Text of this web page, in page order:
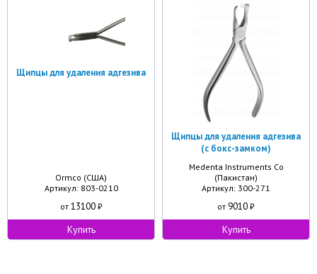
Щипцы для удаления адгезива
Ormco (США)
Артикул: 803-0210
от 13100₽
Купить
Щипцы для удаления адгезива
(с бокс-замком)
Medenta Instruments Co
(Пакистан)
Артикул: 300-271
от 9010 ₽
Купить